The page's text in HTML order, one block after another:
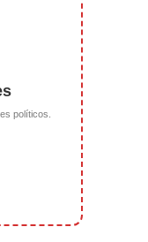
políticos.